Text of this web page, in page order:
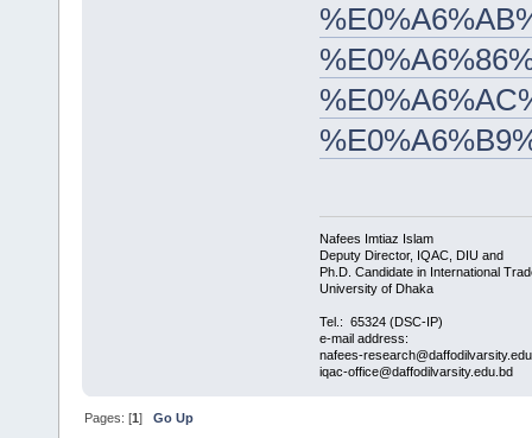
Nafees Imtiaz Islam
Deputy Director, IQAC, DIU and
Ph.D. Candidate in International
University of Dhaka
Tel.: 65324 (DSC-IP)
e-mail address:
nafees-
iqac-office@daffodilvarsity.edu.bd
Pages: [1]Go Up